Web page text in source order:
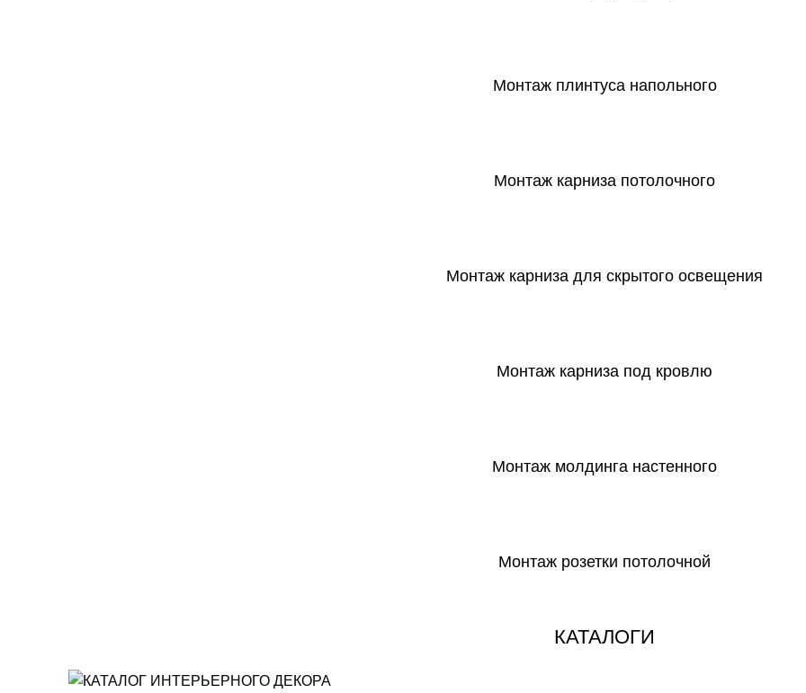
Монтаж плинтуса напольного
Монтаж карниза потолочного
Монтаж карниза для скрытого освещения
Монтаж карниза под кровлю
Монтаж молдинга настенного
Монтаж розетки потолочной
КАТАЛОГИ